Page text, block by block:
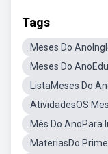
Tags
Meses Do
Meses Do
ListaMeses Do
AtividadesOS
Mês Do AnoPara
MateriasDo